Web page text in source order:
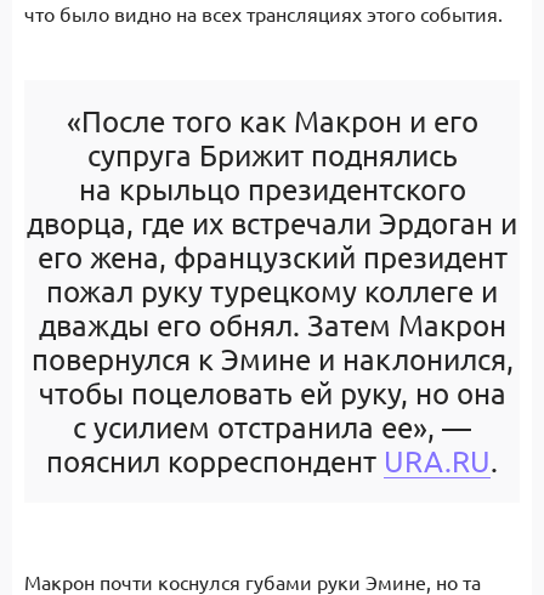
что было видно на всех трансляциях этого события.
«После того как Макрон и его
супруга Брижит поднялись
на крыльцо президентского
дворца, где их встречали Эрдоган и
его жена, французский президент
пожал руку турецкому коллеге и
дважды его обнял. Затем Макрон
повернулся к Эмине и наклонился,
чтобы поцеловать ей руку, но она
с усилием отстранила ее», —
пояснил корреспондент URA.RU.
Макрон почти коснулся губами руки Эмине, но та